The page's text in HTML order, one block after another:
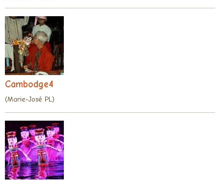
Cambodge4
(Marie-José PL)